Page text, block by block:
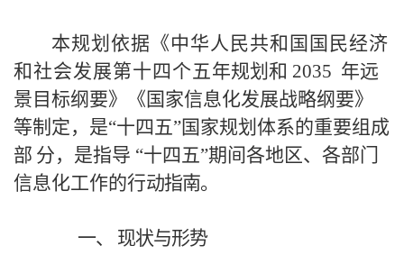
本规划依据《中华人民共和国国民经济
和社会发展第十四个五年规划和 2035 年远
景目标纲要》《国家信息化发展战略纲要》
等制定，是“十四五”国家规划体系的重要组成
部 分，是指导 “十四五”期间各地区、各部门
信息化工作的行动指南。
一、 现状与形势